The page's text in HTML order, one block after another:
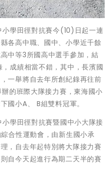
小學田徑對抗賽今(10)日起一連
各高中職、國中、小學近千餘
中等3所國高中選手參加，結
成績相當不錯，其中，長濱國
一舉將自去年所創紀錄再往前
的班際大隊接力賽，東海國小
國小A、 B組雙料冠軍。
小學田徑對抗賽暨國中小大隊接
合性運動會，由新生國小承
，自去年起特別將大隊接力賽
自今天起進行為期二天半的賽